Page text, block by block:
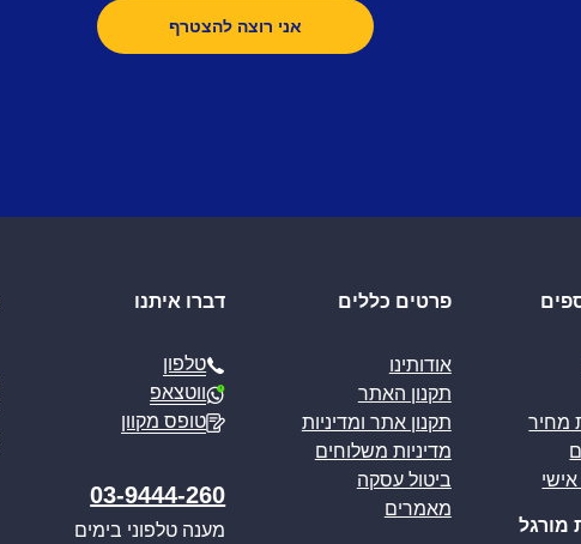
מחיר
מורגל
פרטים כללים
אודותינו
תקנון האתר
תקנון אתר ומדיניות
מדיניות משלוחים
ביטול עסקה
מאמרים
דברו איתנו
טלפון
ווטצאפ
טופס מקוון
03-9444-260
מענה טלפוני בימים